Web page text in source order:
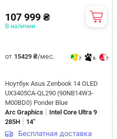
107 999 ₴
В наличии
от 15429 ₴/мес. 7 6 7
Ноутбук Asus Zenbook 14 OLED
UX3405CA-QL290 (90NB14W3-
M00BD0) Ponder Blue
Arc Graphics
Intel Core Ultra 9
285H
14"
Бесплатная доставка